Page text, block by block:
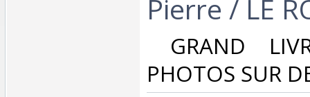
Pierre / LE
GRAND
PHOTOS SUR